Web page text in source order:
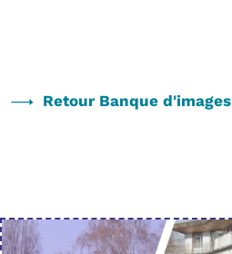
Retour Banque d'images